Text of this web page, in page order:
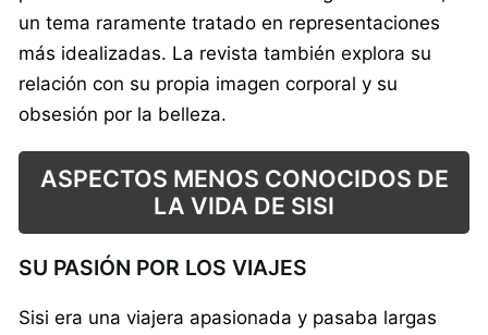
un tema raramente tratado en representaciones
más idealizadas. La revista también explora su
relación con su propia imagen corporal y su
obsesión por la belleza.
ASPECTOS MENOS CONOCIDOS DE
LA VIDA DE SISI
SU PASIÓN POR LOS VIAJES
Sisi era una viajera apasionada y pasaba largas